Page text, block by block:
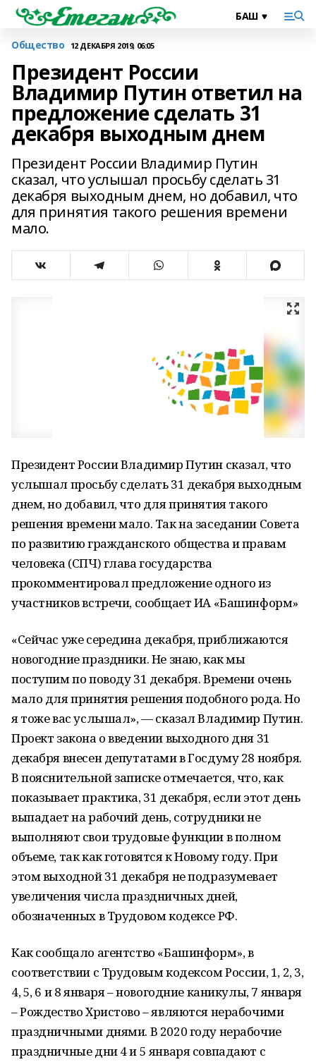
Общество 12 ДЕКАБРЯ 2019, 06:05
Президент России
Владимир Путин ответил на
предложение сделать 31
декабря выходным днем
Президент России Владимир Путин
сказал, что услышал просьбу сделать 31
декабря выходным днем, но добавил, что
для принятия такого решения времени
мало.
Президент России Владимир Путин сказал, что
услышал просьбу сделать 31 декабря выходным
днем, но добавил, что для принятия такого
решения времени мало. Так на заседании Совета
по развитию гражданского общества и правам
человека (СПЧ) глава государства
прокомментировал предложение одного из
участников встречи, сообщает ИА «Башинформ»
«Сейчас уже середина декабря, приближаются
новогодние праздники. Не знаю, как мы
поступим по поводу 31 декабря. Времени очень
мало для принятия решения подобного рода. Но
я тоже вас услышал», — сказал Владимир Путин.
Проект закона о введении выходного дня 31
декабря внесен депутатами в Госдуму 28 ноября.
В пояснительной записке отмечается, что, как
показывает практика, 31 декабря, если этот день
выпадает на рабочий день, сотрудники не
выполняют свои трудовые функции в полном
объеме, так как готовятся к Новому году. При
этом выходной 31 декабря не подразумевает
увеличения числа праздничных дней,
обозначенных в Трудовом кодексе РФ.
Как сообщало агентство «Башинформ», в
соответствии с Трудовым кодексом России, 1, 2, 3,
4, 5, 6 и 8 января – новогодние каникулы, 7 января
– Рождество Христово – являются нерабочими
праздничными днями. В 2020 году нерабочие
праздничные дни 4 и 5 января совпадают с